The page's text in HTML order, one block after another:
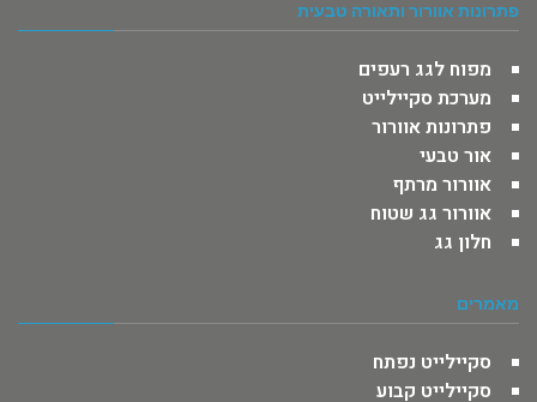
פתרונות אוורור ותאורה טבעית
מפוח לגג רעפים
מערכת סקיילייט
פתרונות אוורור
אור טבעי
אוורור מרתף
אוורור גג שטוח
חלון גג
מאמרים
סקיילייט נפתח
סקיילייט קבוע